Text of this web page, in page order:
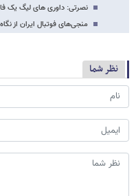
نصرتی: داوری های لیگ یک
منجی‌های فوتبال ایران از
نظر شما